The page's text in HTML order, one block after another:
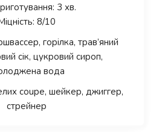
3 хв.
8/10
горілка, трав’яний
сік, цукровий сироп,
вода
coupe, шейкер, джиггер,
стрейнер